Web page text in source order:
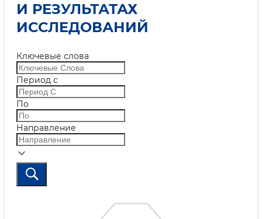
И РЕЗУЛЬТАТАХ
ИССЛЕДОВАНИЙ
Ключевые слова
Период с
По
Направление